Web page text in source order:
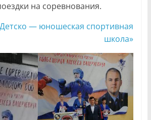
на соревнования.
— юношеская спортивная
школа»